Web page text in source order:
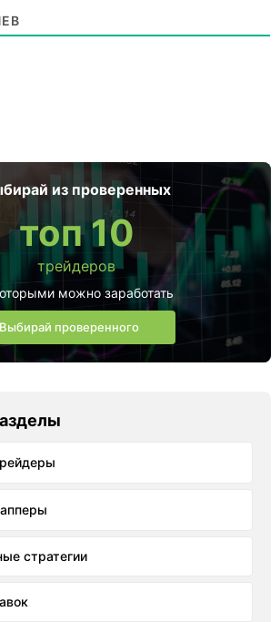
из проверенных
топ 10
трейдеров
можно заработать
Выбирай проверенного
стратегии